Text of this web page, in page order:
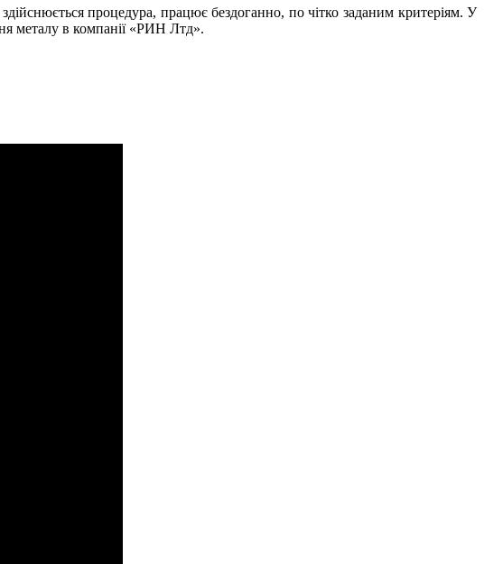
процедура, працює бездоганно, по чітко заданим критеріям. У
металу в компанії «РИН Лтд».